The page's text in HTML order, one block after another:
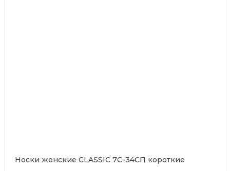
Носки женские CLASSIC 7С-34СП короткие